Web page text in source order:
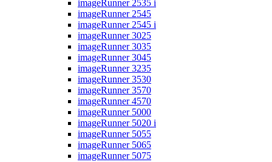
imageRunner 2535 i
imageRunner 2545
imageRunner 2545 i
imageRunner 3025
imageRunner 3035
imageRunner 3045
imageRunner 3235
imageRunner 3530
imageRunner 3570
imageRunner 4570
imageRunner 5000
imageRunner 5020 i
imageRunner 5055
imageRunner 5065
imageRunner 5075